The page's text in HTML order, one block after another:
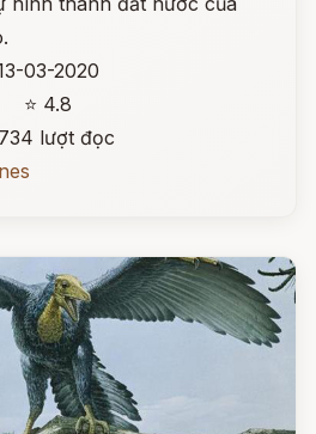
03-2020
⭐ 4.8
lượt đọc